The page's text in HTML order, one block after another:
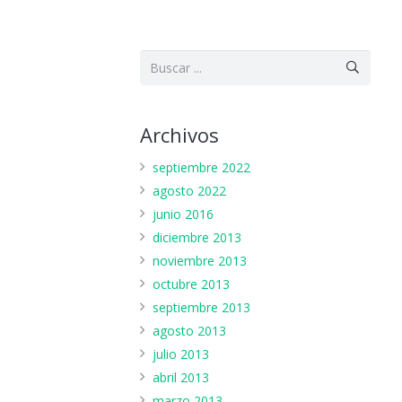
Archivos
septiembre 2022
agosto 2022
junio 2016
diciembre 2013
noviembre 2013
octubre 2013
septiembre 2013
agosto 2013
julio 2013
abril 2013